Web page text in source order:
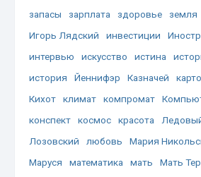
запасы
зарплата здоровье земля
Игорь Лядский
инвестиции
интервью
искусство истина
история
Йеннифэр Казначей
Кихот
климат компромат
конспект
космос красота
Лозовский
любовь Мария
Маруся
математика мать Мать